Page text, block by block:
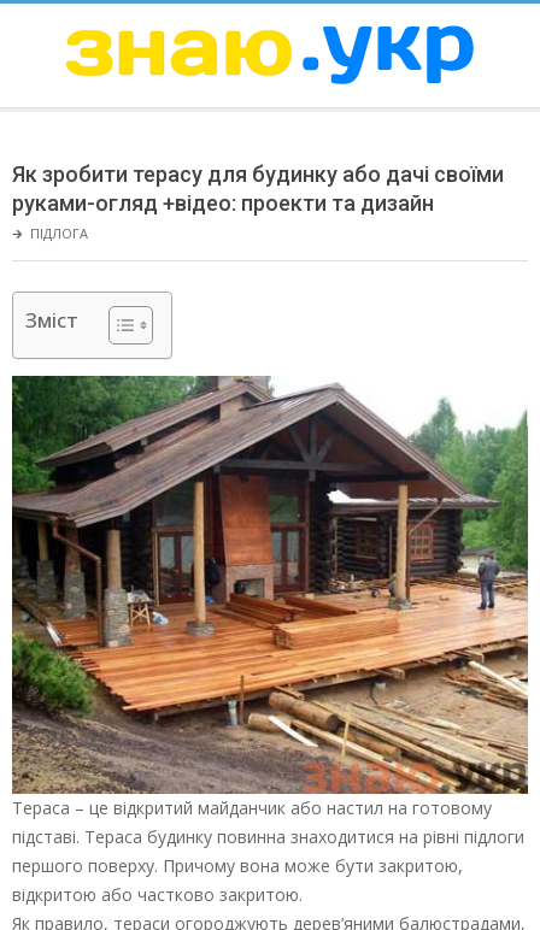
ЗНАЮ
Menu
Як зробити терасу для будинку або дачі своїми
руками-огляд +відео: проекти та дизайн
🡲 ПІДЛОГА
Зміст
Тераса – це відкритий майданчик або настил на готовому
підставі. Тераса будинку повинна знаходитися на рівні підлоги
першого поверху. Причому вона може бути закритою,
відкритою або частково закритою.
Як правило, тераси огороджують дерев’яними балюстрадами,